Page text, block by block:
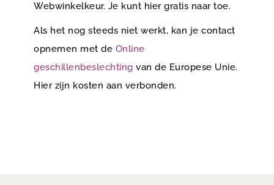
Webwinkelkeur. Je kunt hier gratis naar toe.
Als het nog steeds niet werkt, kan je contact
opnemen met de Online
geschillenbeslechting van de Europese Unie.
Hier zijn kosten aan verbonden.